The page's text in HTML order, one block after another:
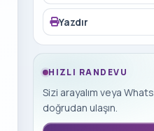
Yazdır
HIZLI RANDEVU
Sizi arayalım veya
doğrudan ulaşın.